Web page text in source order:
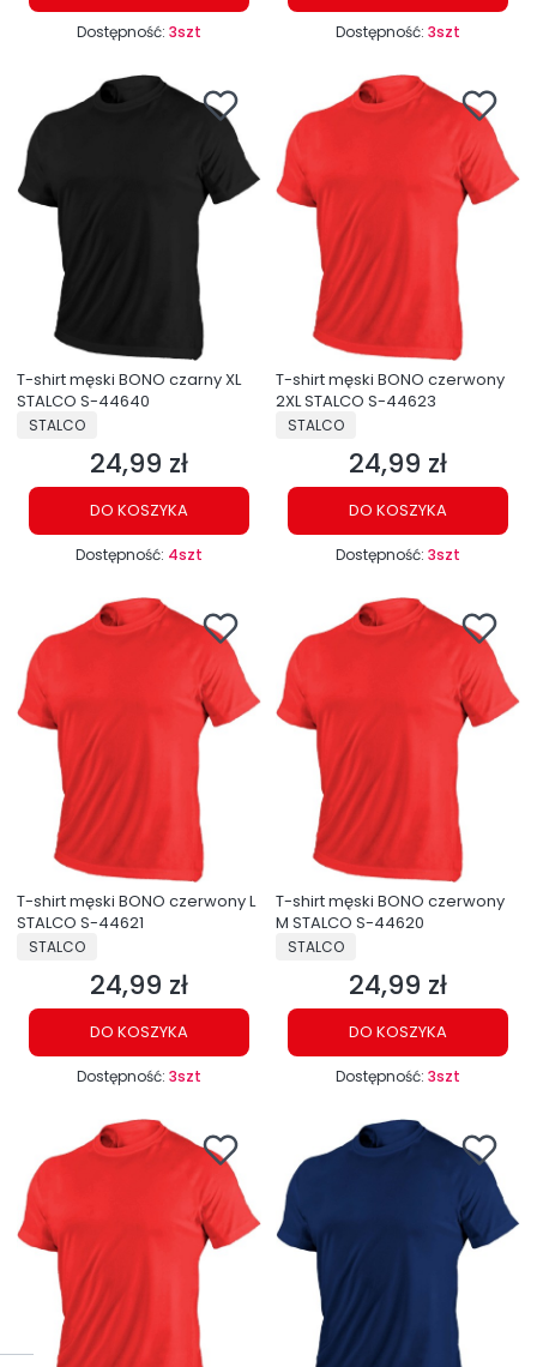
Dostępność: 3szt Dostępność: 3szt
T-shirt męski BONO czarny XL
STALCO S-44640
PRODUCENT
STALCO
Cena
24,99 zł
DO KOSZYKA
Dostępność: 4szt
T-shirt męski BONO czerwony
2XL STALCO S-44623
PRODUCENT
STALCO
Cena
24,99 zł
DO KOSZYKA
Dostępność: 3szt
T-shirt męski BONO czerwony L
STALCO S-44621
PRODUCENT
STALCO
Cena
24,99 zł
DO KOSZYKA
Dostępność: 3szt
T-shirt męski BONO czerwony
M STALCO S-44620
PRODUCENT
STALCO
Cena
24,99 zł
DO KOSZYKA
Dostępność: 3szt